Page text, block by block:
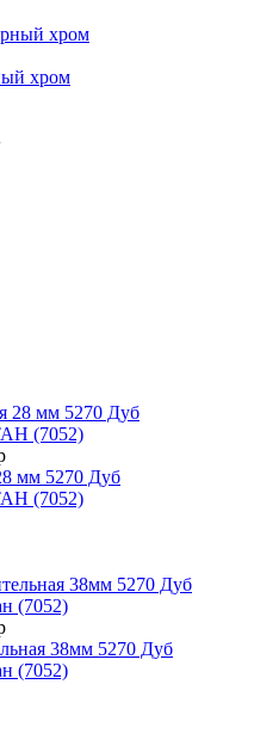
хром
мм 5270 Дуб
(7052)
38мм 5270 Дуб
(7052)